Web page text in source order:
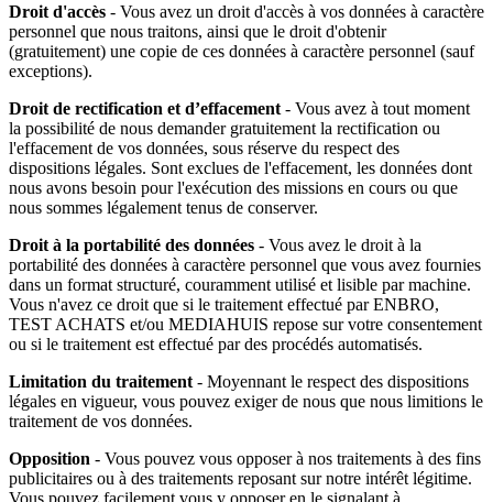
Droit d'accès - Vous avez un droit d'accès à vos données à caractère
personnel que nous traitons, ainsi que le droit d'obtenir
(gratuitement) une copie de ces données à caractère personnel (sauf
exceptions).
Droit de rectification et d’effacement - Vous avez à tout moment
la possibilité de nous demander gratuitement la rectification ou
l'effacement de vos données, sous réserve du respect des
dispositions légales. Sont exclues de l'effacement, les données dont
nous avons besoin pour l'exécution des missions en cours ou que
nous sommes légalement tenus de conserver.
Droit à la portabilité des données - Vous avez le droit à la
portabilité des données à caractère personnel que vous avez fournies
dans un format structuré, couramment utilisé et lisible par machine.
Vous n'avez ce droit que si le traitement effectué par ENBRO,
TEST ACHATS et/ou MEDIAHUIS repose sur votre consentement
ou si le traitement est effectué par des procédés automatisés.
Limitation du traitement - Moyennant le respect des dispositions
légales en vigueur, vous pouvez exiger de nous que nous limitions le
traitement de vos données.
Opposition - Vous pouvez vous opposer à nos traitements à des fins
publicitaires ou à des traitements reposant sur notre intérêt légitime.
Vous pouvez facilement vous y opposer en le signalant à